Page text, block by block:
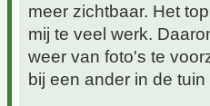
meer zichtbaar. Het
mij te veel werk.
weer van foto's te
bij een ander in de tuin